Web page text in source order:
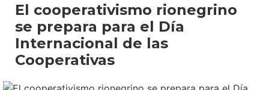
El cooperativismo rionegrino
se prepara para el Día
Internacional de las
Cooperativas